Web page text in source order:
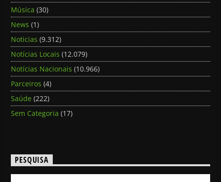
Música (30)
News (1)
Noticias (9.312)
Notícias Locais (12.079)
Notícias Nacionais (10.966)
Parceiros (4)
Saúde (222)
Sem Categoria (17)
PESQUISA